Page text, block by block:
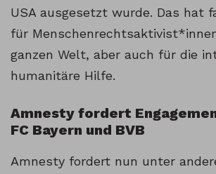
USA ausgesetzt wurde. Das hat
für
ganzen Welt, aber auch für die
humanitäre Hilfe.
Amnesty fordert
FC Bayern und BVB
Amnesty fordert nun unter